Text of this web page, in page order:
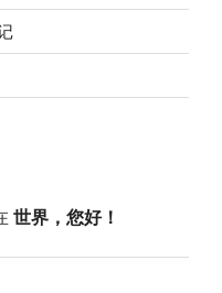
世界，您好！